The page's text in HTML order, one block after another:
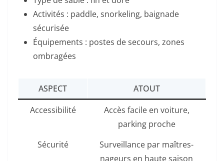
Activités : paddle, snorkeling, baignade
sécurisée
Équipements : postes de secours, zones
ombragées
ASPECT
ATOUT
Accessibilité
Accès facile en voiture,
parking proche
Sécurité
Surveillance par maîtres-
nageurs en haute saison